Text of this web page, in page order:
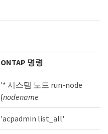
ONTAP 명령
'* 시스템 노드 run-node
{nodename
'acpadmin list_all'